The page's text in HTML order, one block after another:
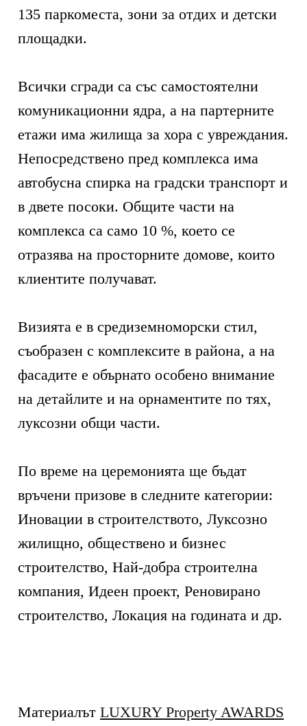
135 паркоместа, зони за отдих и детски
площадки.
Всички сгради са със самостоятелни
комуникационни ядра, а на партерните
етажи има жилища за хора с увреждания.
Непосредствено пред комплекса има
автобусна спирка на градски транспорт и
в двете посоки. Общите части на
комплекса са само 10 %, което се
отразява на просторните домовe, които
клиентите получават.
Визията е в средиземноморски стил,
съобразен с комплексите в района, а на
фасадите е обърнато особено внимание
на детайлите и на орнаментите по тях,
луксозни общи части.
По време на церемонията ще бъдат
връчени призове в следните категории:
Иновации в строителството, Луксозно
жилищно, обществено и бизнес
строителство, Най-добра строителна
компания, Идеен проект, Реновирано
строителство, Локация на годината и др.
МатериалътLUXURY Property AWARDS